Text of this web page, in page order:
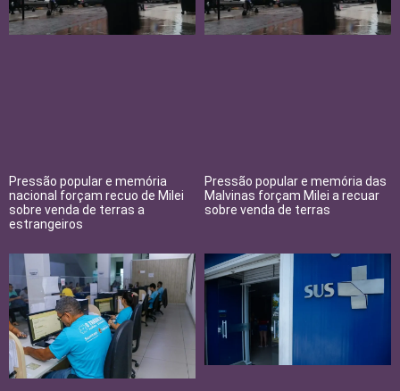
Pressão popular e memória
nacional forçam recuo de Milei
sobre venda de terras a
estrangeiros
Pressão popular e memória das
Malvinas forçam Milei a recuar
sobre venda de terras